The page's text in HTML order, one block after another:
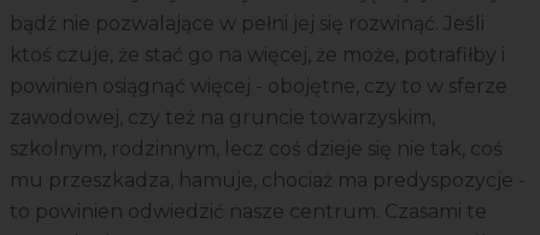
bądź nie pozwalające w pełni jej się rozwinąć. Jeśli
ktoś czuje, że stać go na więcej, że może, potrafiłby i
powinien osiągnąć więcej - obojętne, czy to w sferze
zawodowej, czy też na gruncie towarzyskim,
szkolnym, rodzinnym, lecz coś dzieje się nie tak, coś
mu przeszkadza, hamuje, chociaż ma predyspozycje -
to powinien odwiedzić nasze centrum. Czasami te